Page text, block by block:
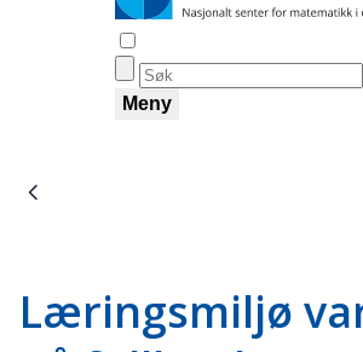
Meny
Breadcrumb
Læringsmiljø